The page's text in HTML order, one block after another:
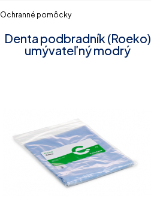
Ochranné pomôcky
Denta podbradník (Roeko)
umývateľný modrý